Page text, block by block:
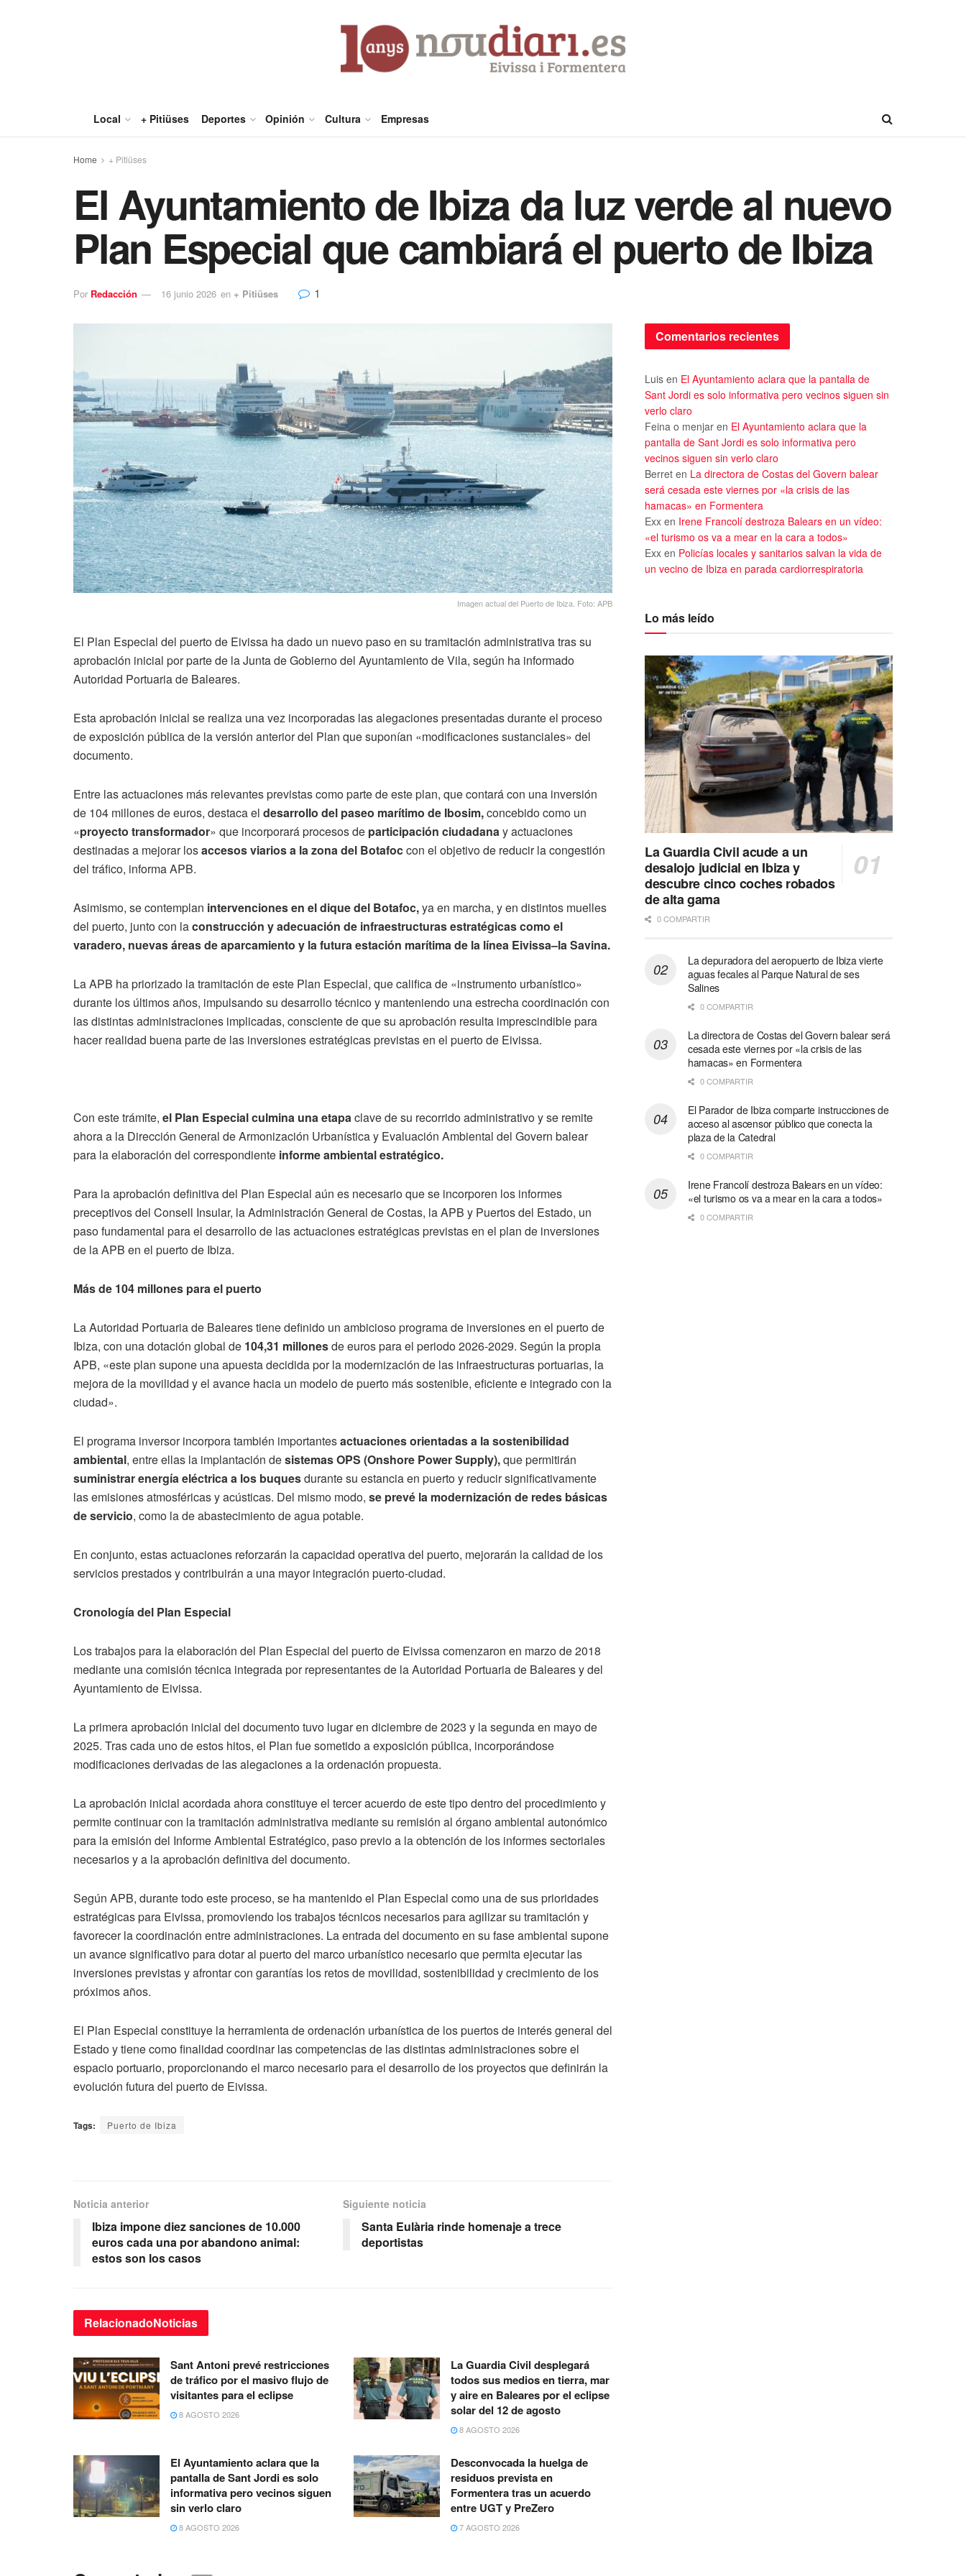
Local + Pitiüses Deportes Opinión Cultura Empresas
Home + Pitiüses
El Ayuntamiento de Ibiza da luz verde al nuevo
Plan Especial que cambiará el puerto de Ibiza
Por Redacción 16 junio 2026 en + Pitiüses 1
Imagen actual del Puerto de Ibiza. Foto: APB
El Plan Especial del puerto de Eivissa ha dado un nuevo paso en su tramitación administrativa tras su
aprobación inicial por parte de la Junta de Gobierno del Ayuntamiento de Vila, según ha informado
Autoridad Portuaria de Baleares.
Esta aprobación inicial se realiza una vez incorporadas las alegaciones presentadas durante el proceso
de exposición pública de la versión anterior del Plan que suponían «modificaciones sustanciales» del
documento.
Entre las actuaciones más relevantes previstas como parte de este plan, que contará con una inversión
de 104 millones de euros, destaca el desarrollo del paseo marítimo de Ibosim,concebido como un
«proyecto transformador» que incorporará procesos de participación ciudadanay actuaciones
destinadas a mejorar losaccesos viarios a la zona del Botafoccon el objetivo de reducir la congestión
del tráfico, informa APB.
Asimismo, se contemplan intervenciones en el dique del Botafoc,ya en marcha, y en distintos muelles
del puerto, junto con laconstrucción y adecuación de infraestructuras estratégicas como el
varadero, nuevas áreas de aparcamiento y la futura estación marítima de la línea Eivissa–la Savina.
La APB ha priorizado la tramitación de este Plan Especial, que califica de «instrumento urbanístico»
durante los últimos años, impulsando su desarrollo técnico y manteniendo una estrecha coordinación con
las distintas administraciones implicadas, consciente de que su aprobación resulta imprescindible para
hacer realidad buena parte de las inversiones estratégicas previstas en el puerto de Eivissa.
Con este trámite, el Plan Especial culmina una etapaclave de su recorrido administrativo y se remite
ahora a la Dirección General de Armonización Urbanística y Evaluación Ambiental del Govern balear
para la elaboración del correspondiente informe ambiental estratégico.
Para la aprobación definitiva del Plan Especial aún es necesario que se incorporen los informes
preceptivos del Consell Insular, la Administración General de Costas, la APB y Puertos del Estado, un
paso fundamental para el desarrollo de las actuaciones estratégicas previstas en el plan de inversiones
de la APB en el puerto de Ibiza.
Más de 104 millones para el puerto
La Autoridad Portuaria de Baleares tiene definido un ambicioso programa de inversiones en el puerto de
Ibiza, con una dotación global de 104,31 millonesde euros para el periodo 2026-2029. Según la propia
APB, «este plan supone una apuesta decidida por la modernización de las infraestructuras portuarias, la
mejora de la movilidad y el avance hacia un modelo de puerto más sostenible, eficiente e integrado con la
ciudad».
El programa inversor incorpora también importantesactuaciones orientadas a la sostenibilidad
ambiental, entre ellas la implantación desistemas OPS (Onshore Power Supply),que permitirán
suministrar energía eléctrica a los buquesdurante su estancia en puerto y reducir significativamente
las emisiones atmosféricas y acústicas. Del mismo modo, se prevé la modernización de redes básicas
de servicio, como la de abastecimiento de agua potable.
En conjunto, estas actuaciones reforzarán la capacidad operativa del puerto, mejorarán la calidad de los
servicios prestados y contribuirán a una mayor integración puerto-ciudad.
Cronología del Plan Especial
Los trabajos para la elaboración del Plan Especial del puerto de Eivissa comenzaron en marzo de 2018
mediante una comisión técnica integrada por representantes de la Autoridad Portuaria de Baleares y del
Ayuntamiento de Eivissa.
La primera aprobación inicial del documento tuvo lugar en diciembre de 2023 y la segunda en mayo de
2025. Tras cada uno de estos hitos, el Plan fue sometido a exposición pública, incorporándose
modificaciones derivadas de las alegaciones a la ordenación propuesta.
La aprobación inicial acordada ahora constituye el tercer acuerdo de este tipo dentro del procedimiento y
permite continuar con la tramitación administrativa mediante su remisión al órgano ambiental autonómico
para la emisión del Informe Ambiental Estratégico, paso previo a la obtención de los informes sectoriales
necesarios y a la aprobación definitiva del documento.
Según APB, durante todo este proceso, se ha mantenido el Plan Especial como una de sus prioridades
estratégicas para Eivissa, promoviendo los trabajos técnicos necesarios para agilizar su tramitación y
favorecer la coordinación entre administraciones. La entrada del documento en su fase ambiental supone
un avance significativo para dotar al puerto del marco urbanístico necesario que permita ejecutar las
inversiones previstas y afrontar con garantías los retos de movilidad, sostenibilidad y crecimiento de los
próximos años.
El Plan Especial constituye la herramienta de ordenación urbanística de los puertos de interés general del
Estado y tiene como finalidad coordinar las competencias de las distintas administraciones sobre el
espacio portuario, proporcionando el marco necesario para el desarrollo de los proyectos que definirán la
evolución futura del puerto de Eivissa.
Tags: Puerto de Ibiza
Noticia anterior
Ibiza impone diez sanciones de 10.000
euros cada una por abandono animal:
estos son los casos
Siguiente noticia
Santa Eulària rinde homenaje a trece
deportistas
RelacionadoNoticias
Sant Antoni prevé restricciones
de tráfico por el masivo flujo de
visitantes para el eclipse
8 AGOSTO 2026
La Guardia Civil desplegará
todos sus medios en tierra, mar
y aire en Baleares por el eclipse
solar del 12 de agosto
8 AGOSTO 2026
El Ayuntamiento aclara que la
pantalla de Sant Jordi es solo
informativa pero vecinos siguen
sin verlo claro
8 AGOSTO 2026
Desconvocada la huelga de
residuos prevista en
Formentera tras un acuerdo
entre UGT y PreZero
7 AGOSTO 2026
Comentarios recientes
Luis en El Ayuntamiento aclara que la pantalla de
Sant Jordi es solo informativa pero vecinos siguen sin
verlo claro
Feina o menjar en El Ayuntamiento aclara que la
pantalla de Sant Jordi es solo informativa pero
vecinos siguen sin verlo claro
Berret en La directora de Costas del Govern balear
será cesada este viernes por «la crisis de las
hamacas» en Formentera
Exx en Irene Francolí destroza Balears en un vídeo:
«el turismo os va a mear en la cara a todos»
Exx en Policías locales y sanitarios salvan la vida de
un vecino de Ibiza en parada cardiorrespiratoria
Lo más leído
La Guardia Civil acude a un
desalojo judicial en Ibiza y
descubre cinco coches robados
de alta gama
0 COMPARTIR
La depuradora del aeropuerto de Ibiza vierte
aguas fecales al Parque Natural de ses
Salines
0 COMPARTIR
La directora de Costas del Govern balear será
cesada este viernes por «la crisis de las
hamacas» en Formentera
0 COMPARTIR
El Parador de Ibiza comparte instrucciones de
acceso al ascensor público que conecta la
plaza de la Catedral
0 COMPARTIR
Irene Francolí destroza Balears en un vídeo:
«el turismo os va a mear en la cara a todos»
0 COMPARTIR